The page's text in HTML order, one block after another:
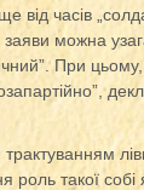
від часів
заяви можна
При
роль такої собі